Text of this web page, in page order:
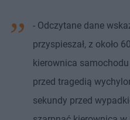
- Odczytane dane
przyspieszał, z około
kierownica
przed tragedią
sekundy przed